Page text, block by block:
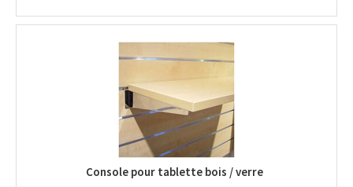
Console pour tablette bois / verre